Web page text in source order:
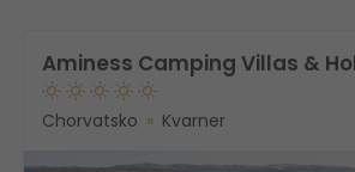
Chorvatsko Kvarner